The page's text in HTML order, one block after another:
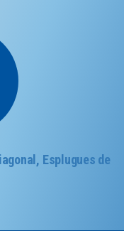
Esplugues de